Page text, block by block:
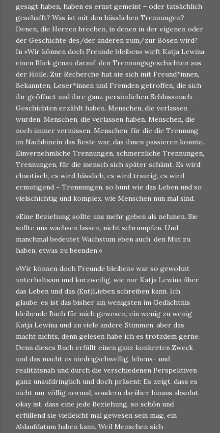
gesagt haben, haben es ernst gemeint – oder tatsächlich
geschafft? Was ist mit den hässlichen Trennungen?
Denen, die Herzen brechen, in denen in der eigenen oder
der Geschichte des/der anderen zum/zur Bösen wird?
In »Wir können doch Freunde bleiben« wirft Katja Lewina
einen Blick genau darauf, den Trennungsgeschichten aus
der Hölle. Zur Recherche hat sie sich mit Freund*innen,
Bekannten, Leser*innen und Fremden getroffen, die sich
ihr geöffnet und ihre ganz persönlichen Schlussmach-
Geschichten erzählt haben. Menschen, die verlassen
wurden. Menschen, die verlassen haben. Menschen, die
noch immer vermissen. Menschen, für die die Trennung
im Nachhinein das Beste war, das ihnen passieren konnte.
Einvernehmliche Trennungen, schmerzliche Trennungen,
Trennungen, für die mensch sich später schämt. Es wird
chaotisch, es wird hässlich, es wird traurig, es wird
ermutigend – Trennungen, so bunt wie das Leben und so
vielschichtig und komplex, wie Menschen nun mal sind.
»Eine Beziehung sollte uns mehr geben als nehmen. Sie
sollte uns wachsen lassen, nicht schrumpfen. Und
manchmal bedeutet Wachstum eben auch, den Mut zu
haben, etwas zu beenden.«
»Wir können doch Freunde bleiben« war so gewohnt
unterhaltsam und kurzweilig, wie nur Katja Lewina über
das Leben und das (Ent)Lieben schreiben kann. Ich
glaube, es ist das bisher am wenigsten im Gedächtnis
bleibende Buch für mich gewesen, ein wenig zu wenig
Katja Lewina und zu viele andere Stimmen, aber das
macht nichts, denn gelesen habe ich es trotzdem gerne.
Denn dieses Buch erfüllt einen ganz konkreten Zweck
und das macht es niedrigschwellig, lebens- und
realitätsnah und durch die verschiedenen Perspektiven
ganz unaufdringlich und doch präsent: Es zeigt, dass es
nicht nur völlig normal, sondern darüber hinaus absolut
okay ist, dass eine jede Beziehung, so schön und
erfüllend sie vielleicht mal gewesen sein mag, ein
Ablaufdatum haben kann. Weil Menschen sich